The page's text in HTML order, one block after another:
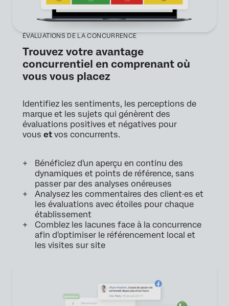
ÉVALUATIONS DE LA CONCURRENCE
Trouvez votre avantage
concurrentiel en comprenant où
vous vous placez
Identifiez les sentiments, les perceptions de
marque et les sujets qui génèrent des
évaluations positives et négatives pour
vous et vos concurrents.
Bénéficiez d'un aperçu en continu des
dynamiques et points de référence, sans
passer par des analyses onéreuses
Analysez les commentaires des client·es et
les évaluations avec étoiles pour chaque
établissement
Comblez les lacunes face à la concurrence
afin d'optimiser le référencement local et
les visites sur site